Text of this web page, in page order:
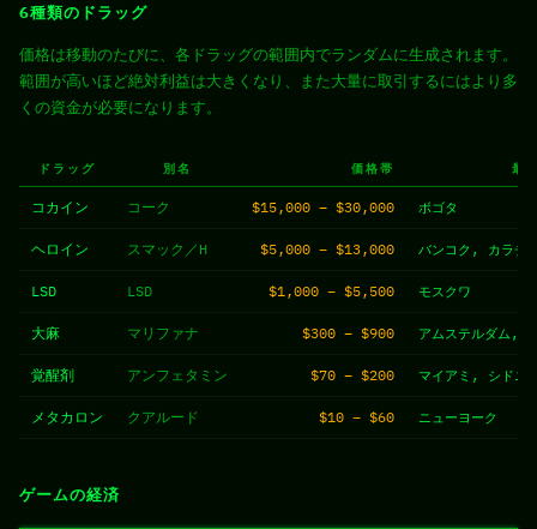
6種類のドラッグ
価格は移動のたびに、各ドラッグの範囲内でランダムに生成されます。
範囲が高いほど絶対利益は大きくなり、また大量に取引するにはより多
くの資金が必要になります。
ドラッグ 別名 価格帯 最
コカイン コーク $15,000 – $30,000 ボゴタ
ヘロイン スマック／H $5,000 – $13,000 バンコク, カラチ
LSD LSD $1,000 – $5,500 モスクワ
大麻 マリファナ $300 – $900 アムステルダム,
覚醒剤 アンフェタミン $70 – $200 マイアミ, シドニ
メタカロン クアルード $10 – $60 ニューヨーク
ゲームの経済